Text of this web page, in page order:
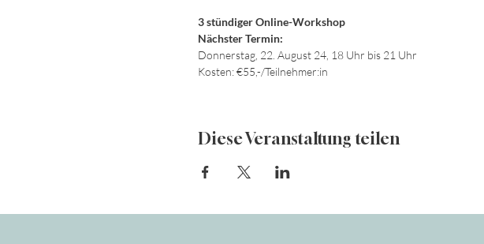
3 stündiger Online-Workshop
Nächster Termin:
Donnerstag, 22. August 24, 18 Uhr bis 21 Uhr
Kosten: €55,-/Teilnehmer:in
Diese Veranstaltung teilen